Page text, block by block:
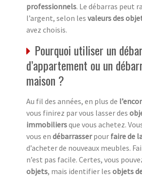
professionnels. Le débarras peut
l’argent, selon les valeurs des
avez choisis.
Pourquoi utiliser un
d’appartement ou un
maison ?
Au fil des années, en plus de
vous finirez par vous lasser des
immobiliersque vous achetez.
vous en débarrasserpour faire de
d’acheter de nouveaux meubles.
n’est pas facile. Certes, vous
objets, mais identifier les objets